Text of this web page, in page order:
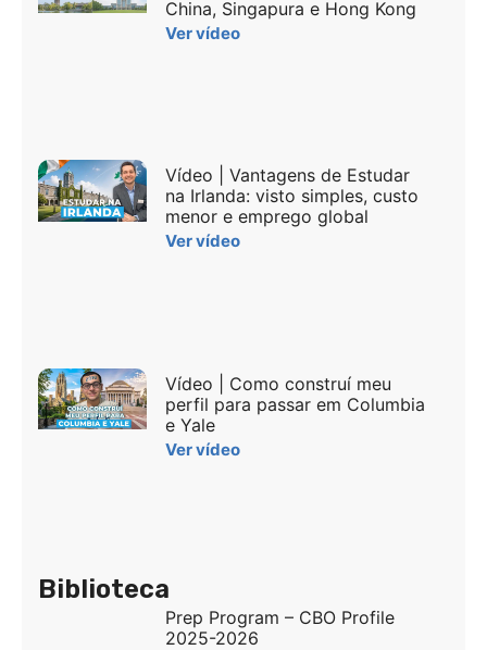
China, Singapura e Hong Kong
Ver vídeo
Vídeo | Vantagens de Estudar
na Irlanda: visto simples, custo
menor e emprego global
Ver vídeo
Vídeo | Como construí meu
perfil para passar em Columbia
e Yale
Ver vídeo
Biblioteca
Prep Program – CBO Profile
2025-2026